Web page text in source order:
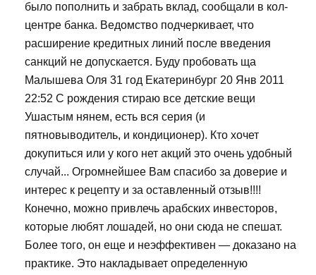
было пополнить и забрать вклад, сообщали в кол-
центре банка. Ведомство подчеркивает, что
расширение кредитных линий после введения
санкций не допускается. Буду пробовать ща
Малышева Оля 31 год Екатеринбург 20 Янв 2011
22:52 С рождения стираю все детские вещи
Ушастым нянем, есть вся серия (и
пятновыводитель, и кондиционер). Кто хочет
докупиться или у кого нет акций это очень удобный
случай... Огромнейшее Вам спасибо за доверие и
интерес к рецепту и за оставленный отзыв!!!!
Конечно, можно привлечь арабских инвесторов,
которые любят лошадей, но они сюда не спешат.
Более того, он еще и неэффективен — доказано на
практике. Это накладывает определенную